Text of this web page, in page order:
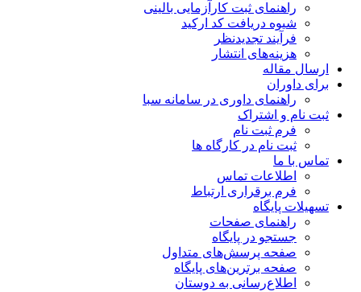
راهنمای ثبت کارآزمایی بالینی
شیوه دریافت کد ارکید
فرآیند تجدیدنظر
هزینه‌های انتشار
ارسال مقاله
برای داوران
راهنمای داوری در سامانه سبا
ثبت نام و اشتراک
فرم ثبت نام
ثبت نام در کارگاه ها
تماس با ما
اطلاعات تماس
فرم برقراری ارتباط
تسهیلات پایگاه
راهنمای صفحات
جستجو در پایگاه
صفحه پرسش‌های متداول
صفحه برترین‌های پایگاه
اطلاع‌رسانی به دوستان